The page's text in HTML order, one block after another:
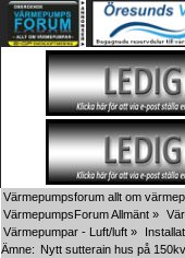
Värmepumpsforum allt om
VärmepumpsForum Allmänt »
Värmepumpar - Luft/luft »
Ämne: Nytt sutterain hus på